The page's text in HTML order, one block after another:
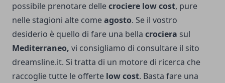
possibile prenotare dellecrociere low cost, pure
nelle stagioni alte comeagosto. Se il vostro
desiderio è quello di fare una bella crociera sul
Mediterraneo, vi consigliamo di consultare il sito
dreamsline.it. Si tratta di un motore di ricerca che
raccoglie tutte le offerte low cost. Basta fare una